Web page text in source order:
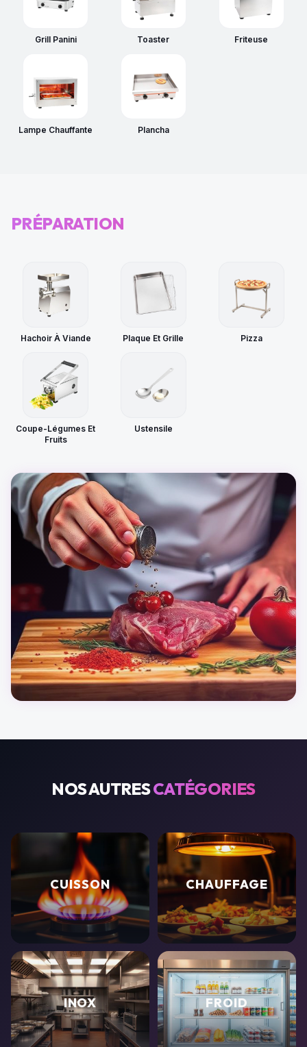
Grill Panini Toaster Friteuse
Lampe Chauffante Plancha
PRÉPARATION
Hachoir À Viande Plaque Et Grille Pizza
Coupe-Légumes Et
Fruits
Ustensile
NOS AUTRESCATÉGORIES
CUISSON CHAUFFAGE
INOX FROID